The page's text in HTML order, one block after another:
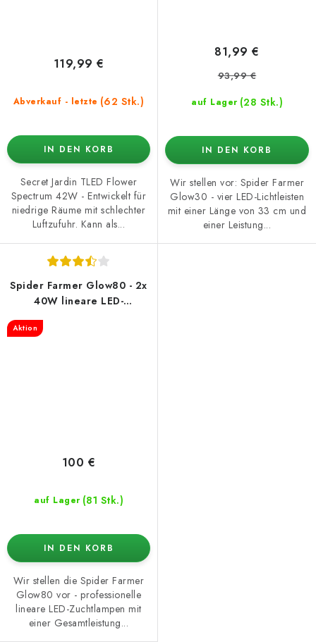
Abverkauf - letzte (62 Stk.)
119,99 €
IN DEN KORB
Secret Jardin TLED Flower
Spectrum 42W - Entwickelt für
niedrige Räume mit schlechter
Luftzufuhr. Kann als...
auf Lager (28 Stk.)
81,99 €
93,99 €
IN DEN KORB
Wir stellen vor: Spider Farmer
Glow30 - vier LED-Lichtleisten
mit einer Länge von 33 cm und
einer Leistung...
Spider Farmer Glow80 - 2x
40W lineare LED-
Aktion
auf Lager (81 Stk.)
100 €
IN DEN KORB
Wir stellen die Spider Farmer
Glow80 vor - professionelle
lineare LED-Zuchtlampen mit
einer Gesamtleistung...